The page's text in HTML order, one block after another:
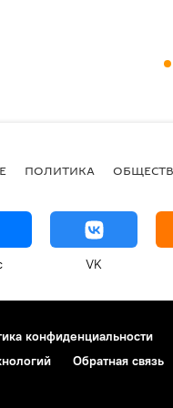
ПОЛИТИКА
VK
конфиденциальности
Обратная связь